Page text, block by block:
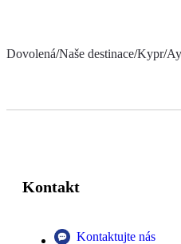
Dovolená/Naše destinace/Kypr/
Kontakt
Kontaktujte nás